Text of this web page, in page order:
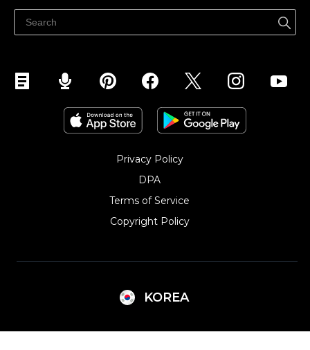
페이스북에서 판매하기
인스타그램에서 판매하기
Privacy Policy
DPA
Terms of Service
Copyright Policy‎
KOREA